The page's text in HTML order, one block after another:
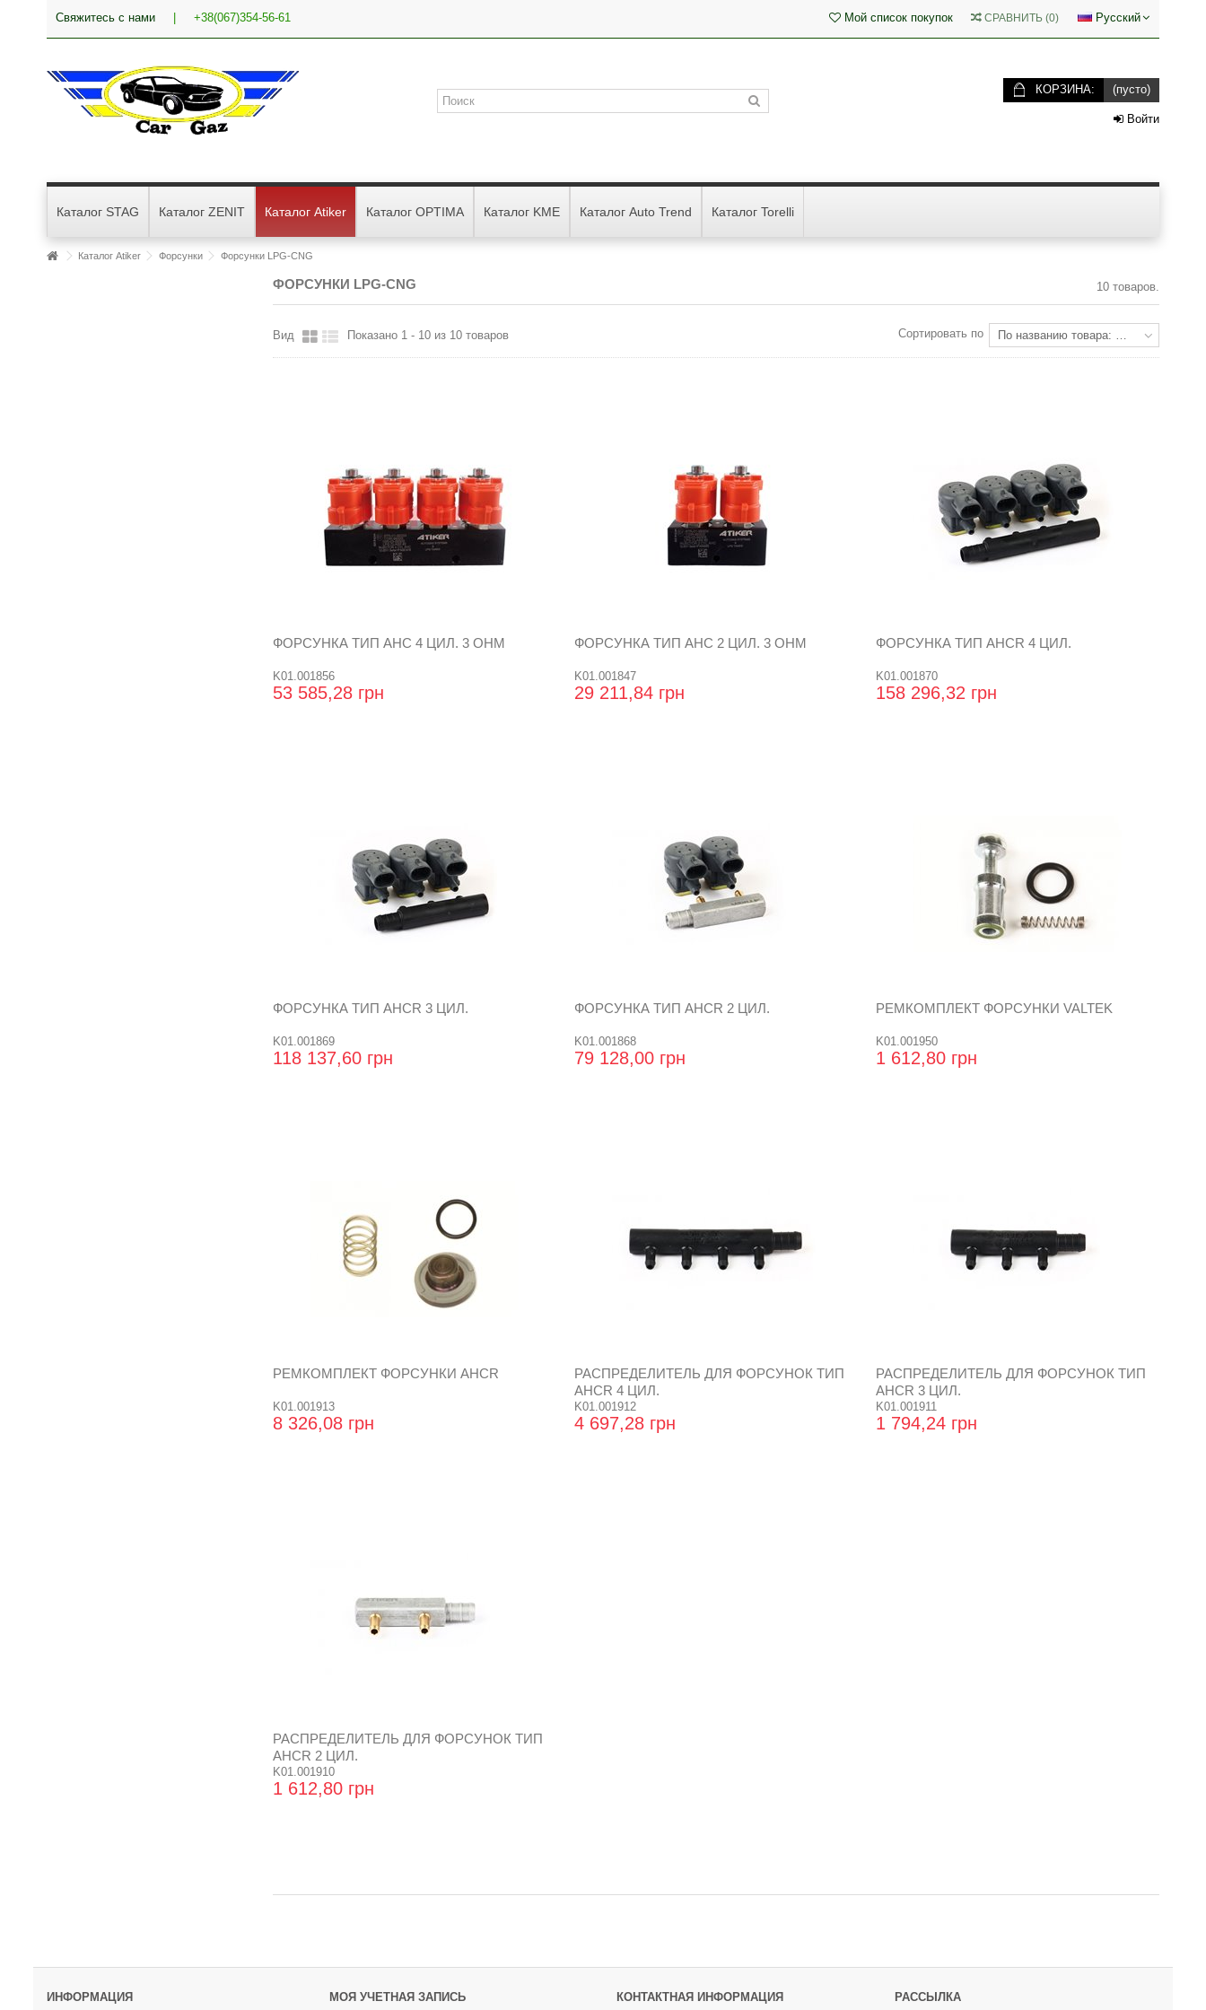
Русский
Свяжитесь с нами +38(067)354-56-61 СРАВНИТЬ (0)
Мой список покупок
КОРЗИНА: (пусто)
Войти
Каталог STAG Каталог ZENIT Каталог Atiker Каталог OPTIMA Каталог KME Каталог Auto Trend Каталог Torelli
Каталог Atiker Форсунки Форсунки LPG-CNG
ФОРСУНКИ LPG-CNG 10 товаров.
Вид Показано 1 - 10 из 10 товаров Сортировать по По названию товара: от Я до А
ФОРСУНКА ТИП АНС 4 ЦИЛ. 3 OHM
K01.001856
53 585,28 грн
ФОРСУНКА ТИП АНС 2 ЦИЛ. 3 OHM
K01.001847
29 211,84 грн
ФОРСУНКА ТИП АНCR 4 ЦИЛ.
K01.001870
158 296,32 грн
ФОРСУНКА ТИП АНCR 3 ЦИЛ.
K01.001869
118 137,60 грн
ФОРСУНКА ТИП АНCR 2 ЦИЛ.
K01.001868
79 128,00 грн
РЕМКОМПЛЕКТ ФОРСУНКИ VALTEK
K01.001950
1 612,80 грн
РЕМКОМПЛЕКТ ФОРСУНКИ AHCR
K01.001913
8 326,08 грн
РАСПРЕДЕЛИТЕЛЬ ДЛЯ ФОРСУНОК ТИП
AHCR 4 ЦИЛ.
K01.001912
4 697,28 грн
РАСПРЕДЕЛИТЕЛЬ ДЛЯ ФОРСУНОК ТИП
AHCR 3 ЦИЛ.
K01.001911
1 794,24 грн
РАСПРЕДЕЛИТЕЛЬ ДЛЯ ФОРСУНОК ТИП
AHCR 2 ЦИЛ.
K01.001910
1 612,80 грн
ИНФОРМАЦИЯ МОЯ УЧЕТНАЯ ЗАПИСЬ КОНТАКТНАЯ ИНФОРМАЦИЯ РАССЫЛКА